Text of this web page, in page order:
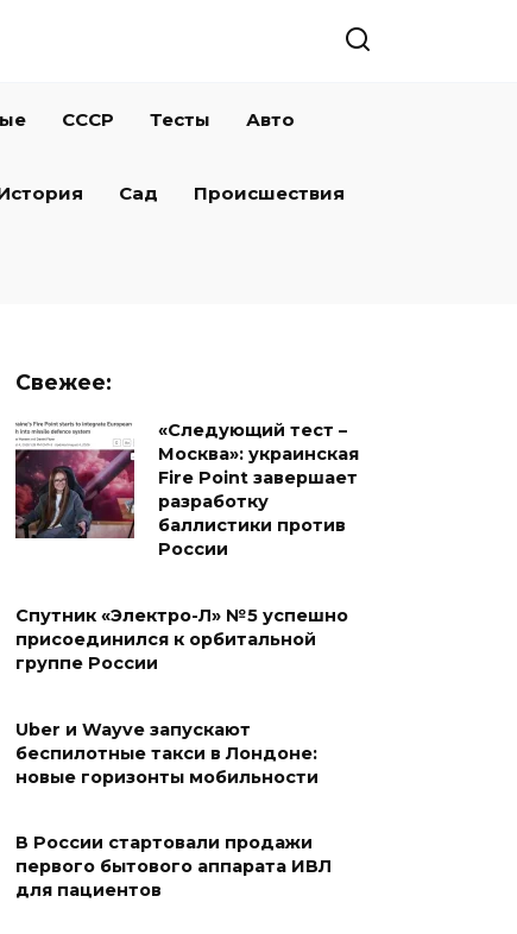
СССР Тесты Авто
Сад Происшествия
Свежее:
«Следующий тест –
Москва»: украинская
Fire Point завершает
разработку
баллистики против
России
Спутник «Электро-Л» №5 успешно
присоединился к орбитальной
группе России
Uber и Wayve запускают
беспилотные такси в Лондоне:
новые горизонты мобильности
В России стартовали продажи
первого бытового аппарата ИВЛ
для пациентов